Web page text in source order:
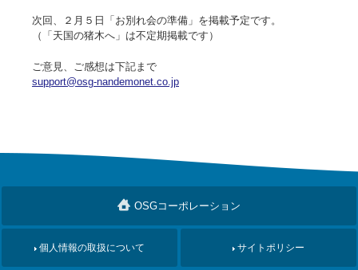
次回、２月５日「お別れ会の準備」を掲載予定です。
（「天国の猪木へ」は不定期掲載です）
ご意見、ご感想は下記まで
support@osg-nandemonet.co.jp
OSGコーポレーション
個人情報の取扱について サイトポリシー